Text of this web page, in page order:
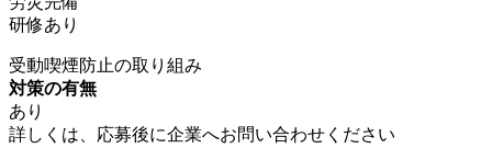
研修あり
受動喫煙防止の取り組み
対策の有無
あり
詳しくは、応募後に企業へお問い合わせください